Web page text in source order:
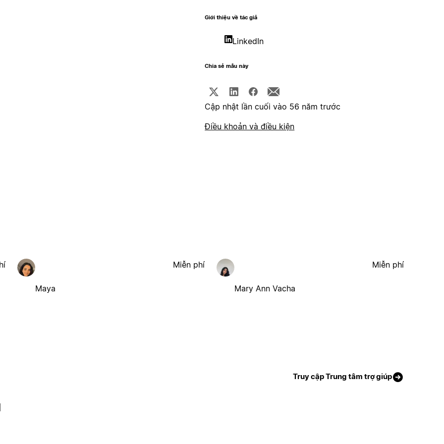
Giới thiệu về tác giả
LinkedIn
Chia sẻ mẫu này
Cập nhật lần cuối vào 56 năm trước
Điều khoản và điều kiện
Maya
Miễn phí
Mary Ann Vacha
Miễn phí
Truy cập Trung tâm trợ giúp